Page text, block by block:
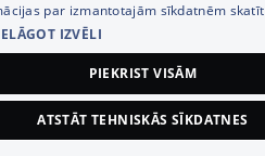
© SIA Tet 2026 -
par izmantotajām sīkdatnēm skatīt
IZVĒLI
PIEKRIST VISĀM
ATSTĀT TEHNISKĀS SĪKDATNES